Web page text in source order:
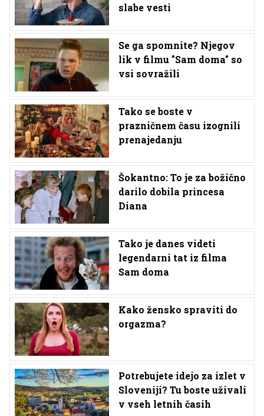
slabe vesti
Se ga spomnite? Njegov
lik v filmu "Sam doma" so
vsi sovražili
Tako se boste v
prazničnem času izognili
prenajedanju
Šokantno: To je za božično
darilo dobila princesa
Diana
Tako je danes videti
legendarni tat iz filma
Sam doma
Kako žensko spraviti do
orgazma?
Potrebujete idejo za izlet v
Sloveniji? Tu boste uživali
v vseh letnih časih